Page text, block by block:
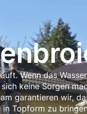
Wenn das
keine Sorgen
garantieren wir,
in Topform zu